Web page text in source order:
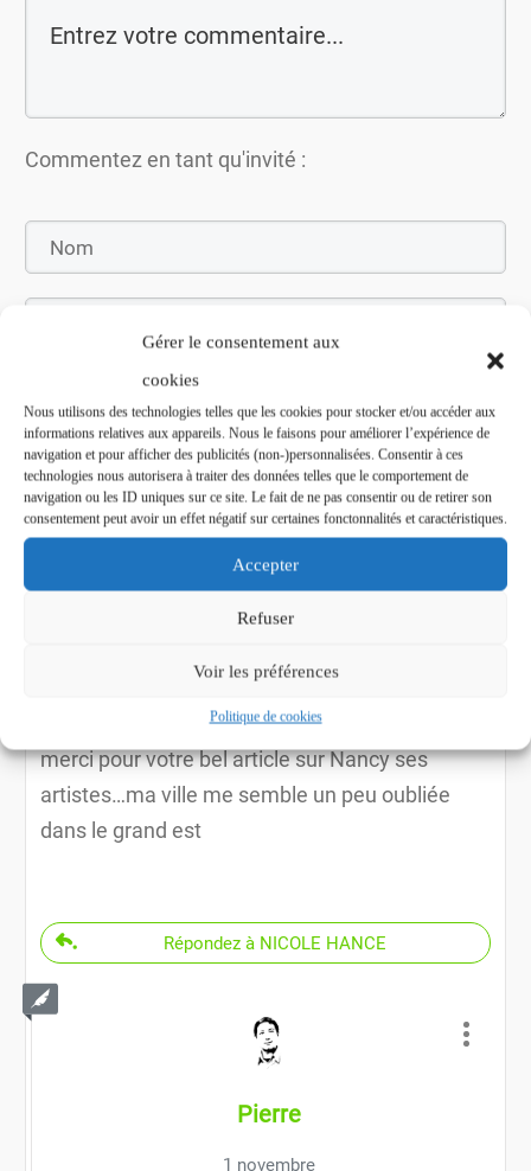
Gérer le consentement aux
cookies
Nous utilisons des technologies telles que les cookies pour stocker et/ou accéder aux
informations relatives aux appareils. Nous le faisons pour améliorer l’expérience de
navigation et pour afficher des publicités (non-)personnalisées. Consentir à ces
technologies nous autorisera à traiter des données telles que le comportement de
navigation ou les ID uniques sur ce site. Le fait de ne pas consentir ou de retirer son
consentement peut avoir un effet négatif sur certaines fonctonnalités et caractéristiques.
Accepter
Refuser
Voir les préférences
Politique de cookies
Commentez en tant qu'invité :
Soumettez le commentaire
NICOLE HANCE
7 octobre
merci pour votre bel article sur Nancy ses
artistes…ma ville me semble un peu oubliée
dans le grand est
Répondez à NICOLE HANCE
Pierre
1 novembre